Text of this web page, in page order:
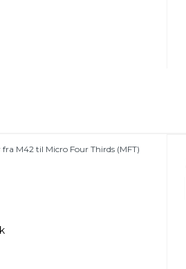
M42 til Micro Four Thirds (MFT)